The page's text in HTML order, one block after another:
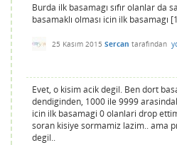
Burda ilk basamagı sıfır olanlar da
basamaklı olması icin ilk basamagı
25 Kasım 2015 Sercan tarafından
Evet, o kisim acik degil. Ben dort
dendiginden, 1000 ile 9999
icin ilk basamagi 0 olanlari drop
soran kisiye sormamiz lazim.. ama
degil..